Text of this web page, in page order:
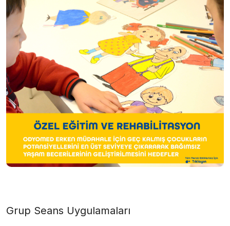
Grup Seans Uygulamaları